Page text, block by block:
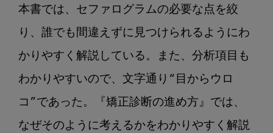
本書では、セファログラムの必要な点を絞
り、誰でも間違えずに見つけられるようにわ
かりやすく解説している。また、分析項目も
わかりやすいので、文字通り“目からウロ
コ”であった。『矯正診断の進め方』では、
なぜそのように考えるかをわかりやすく解説